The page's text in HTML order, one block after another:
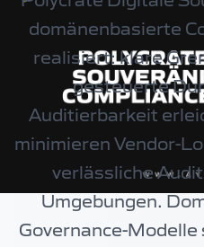
domänenbasierte
realisiert: klare
gesteuerte
Auditierbarkeit
minimieren Vendor-
verlässliche
Umgebungen.
Governance-